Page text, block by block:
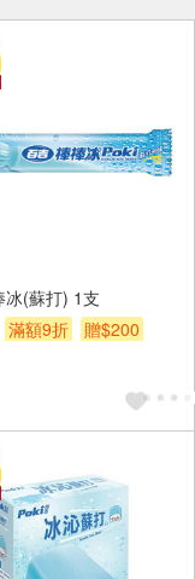
冰(蘇打) 1支
滿額9折 贈$200